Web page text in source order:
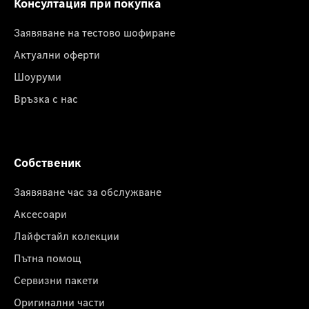
Заявяване на тестово шофиране
Актуални оферти
Шоуруми
Връзка с нас
Собственик
Заявяване час за обслужване
Аксесоари
Лайфстайл колекции
Пътна помощ
Сервизни пакети
Оригинални части